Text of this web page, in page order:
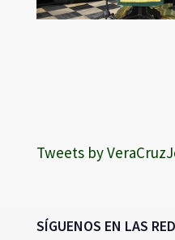
Tweets by
SÍGUENOS EN LAS